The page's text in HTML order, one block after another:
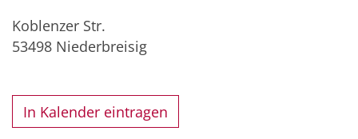
Koblenzer Str.
53498 Niederbreisig
In Kalender eintragen